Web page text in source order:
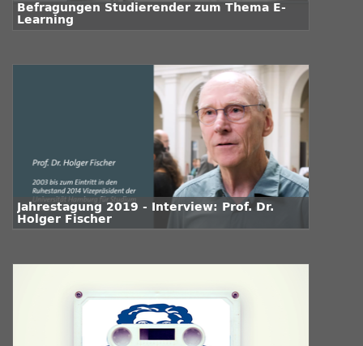
Befragungen Studierender zum Thema E-
Learning
Jahrestagung 2019 - Interview: Prof. Dr.
Holger Fischer